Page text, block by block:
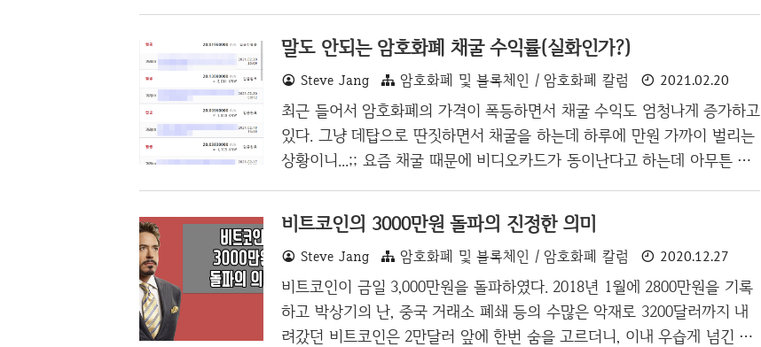
전기세 뿐만 아니라 관리비도 뽑을 수 있는 수준이 된 것 같다. 가장 사양이
좋은 컴퓨터로 돌리게 되면 현재 가격으로 약 4~5천원 정도가 벌리고 사양
이 낮은 노트북과 서브 데탑을 돌리면 가격에 따라서 하루에 만원 정도도 벌
릴 수 있을 것 같고 채굴이 또 잠잠해지고 또 가격이 상승하면 생각치 못한
수익도 날 수 있을 것 같으니...도전... 우선 하드웨어를 계속 돌린다는 것은
컴퓨터에게 상당히 무리가 있기 때문에 주기..
말도 안되는 암호화폐 채굴 수익률(실화인가?)
Steve Jang 암호화폐 및 블록체인 / 암호화폐 칼럼 2021.02.20
최근 들어서 암호화폐의 가격이 폭등하면서 채굴 수익도 엄청나게 증가하고
있다. 그냥 데탑으로 딴짓하면서 채굴을 하는데 하루에 만원 가까이 벌리는
상황이니...;; 요즘 채굴 때문에 비디오카드가 동이난다고 하는데 아무튼 이
도 될 정도이다. (물론 장기간의 하락장이 올 때 버틸 수 있어야 겠지만...)
위 자료는 레이븐코인을 계속 켜놔서 채굴을 한 것은 아니다. 불과 몇일전만
하더라도 하루에 채굴 수익은 5천원 정도였고 몇달전만 하더라도 하루 채굴
수익은 천원 수준이었다. 24시간 돌리면 보통 하루에 40개 정도의 코인이
채굴되었었는데... 이게 10~30원 수준이었으니.. 그러나 현재 레이븐 코인의
가격은 역대급 상승을 하여 300원을 ..
비트코인의 3000만원 돌파의 진정한 의미
Steve Jang 암호화폐 및 블록체인 / 암호화폐 칼럼 2020.12.27
비트코인이 금일 3,000만원을 돌파하였다. 2018년 1월에 2800만원을 기록
하고 박상기의 난, 중국 거래소 폐쇄 등의 수많은 악재로 3200달러까지 내
려갔던 비트코인은 2만달러 앞에 한번 숨을 고르더니, 이내 우습게 넘긴 후